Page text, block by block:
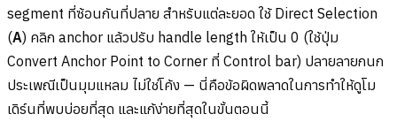
segment ที่ซ้อนกันที่ปลาย สำหรับแต่ละยอด ใช้ Direct Selection
(A) คลิก anchor แล้วปรับ handle length ให้เป็น 0 (ใช้ปุ่ม
Convert Anchor Point to Corner ที่ Control bar) ปลายลายกนก
ประเพณีเป็นมุมแหลม ไม่ใช่โค้ง — นี่คือข้อผิดพลาดในการทำให้ดูโม
เดิร์นที่พบบ่อยที่สุด และแก้ง่ายที่สุดในขั้นตอนนี้